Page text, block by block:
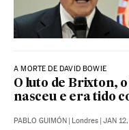
A MORTE DE DAVID BOWIE
O luto de Brixton,
nasceu e era tido
PABLO GUIMÓN | Londres | JAN